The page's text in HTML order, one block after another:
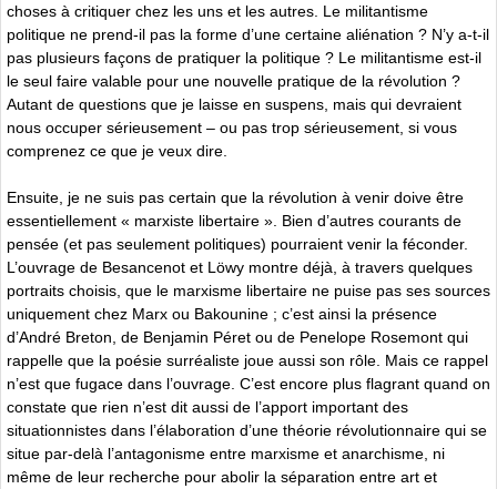
choses à critiquer chez les uns et les autres. Le militantisme
politique ne prend-il pas la forme d’une certaine aliénation ? N’y a-t-il
pas plusieurs façons de pratiquer la politique ? Le militantisme est-il
le seul faire valable pour une nouvelle pratique de la révolution ?
Autant de questions que je laisse en suspens, mais qui devraient
nous occuper sérieusement – ou pas trop sérieusement, si vous
comprenez ce que je veux dire.
Ensuite, je ne suis pas certain que la révolution à venir doive être
essentiellement « marxiste libertaire ». Bien d’autres courants de
pensée (et pas seulement politiques) pourraient venir la féconder.
L’ouvrage de Besancenot et Löwy montre déjà, à travers quelques
portraits choisis, que le marxisme libertaire ne puise pas ses sources
uniquement chez Marx ou Bakounine ; c’est ainsi la présence
d’André Breton, de Benjamin Péret ou de Penelope Rosemont qui
rappelle que la poésie surréaliste joue aussi son rôle. Mais ce rappel
n’est que fugace dans l’ouvrage. C’est encore plus flagrant quand on
constate que rien n’est dit aussi de l’apport important des
situationnistes dans l’élaboration d’une théorie révolutionnaire qui se
situe par-delà l’antagonisme entre marxisme et anarchisme, ni
même de leur recherche pour abolir la séparation entre art et